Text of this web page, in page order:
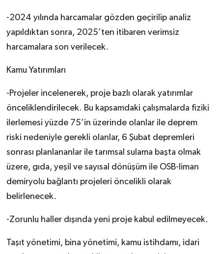
-2024 yılında harcamalar gözden geçirilip analiz
yapıldıktan sonra, 2025’ten itibaren verimsiz
harcamalara son verilecek.
Kamu Yatırımları
-Projeler incelenerek, proje bazlı olarak yatırımlar
önceliklendirilecek. Bu kapsamdaki çalışmalarda fiziki
ilerlemesi yüzde 75’in üzerinde olanlar ile deprem
riski nedeniyle gerekli olanlar, 6 Şubat depremleri
sonrası planlananlar ile tarımsal sulama başta olmak
üzere, gıda, yeşil ve sayısal dönüşüm ile OSB-liman
demiryolu bağlantı projeleri öncelikli olarak
belirlenecek.
-Zorunlu haller dışında yeni proje kabul edilmeyecek.
Taşıt yönetimi, bina yönetimi, kamu istihdamı, idari